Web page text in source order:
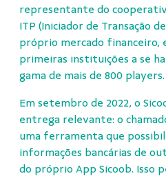
representante do
ITP (Iniciador de Transação
próprio mercado financeiro,
primeiras instituições a se
gama de mais de 800 players.
Em setembro de 2022, o
entrega relevante: o
uma ferramenta que
informações bancárias de
do próprio App Sicoob. Isso